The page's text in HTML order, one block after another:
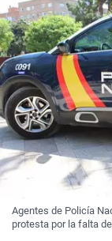
Agentes de Policía
protesta por la falta